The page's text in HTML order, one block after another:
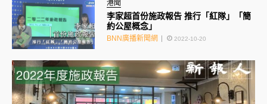
港聞
李家超首份施政報告 推行「紅隊」「簡
約公屋概念」
BNN廣播新聞網 2022-10-20